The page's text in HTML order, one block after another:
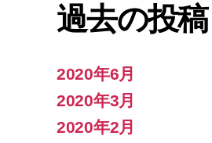
過去の投稿
2020年6月
2020年3月
2020年2月